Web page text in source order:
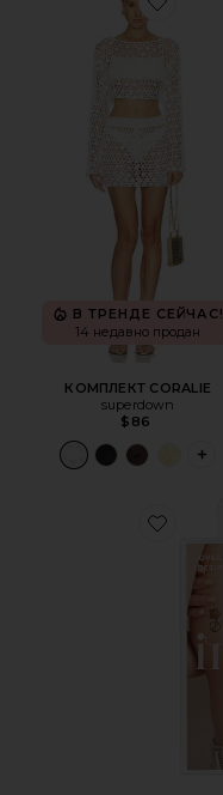
Favorite
В ТРЕНДЕ СЕЙЧАС!
14 недавно продан
КОМПЛЕКТ CORALIE
superdown
$86
Favorite